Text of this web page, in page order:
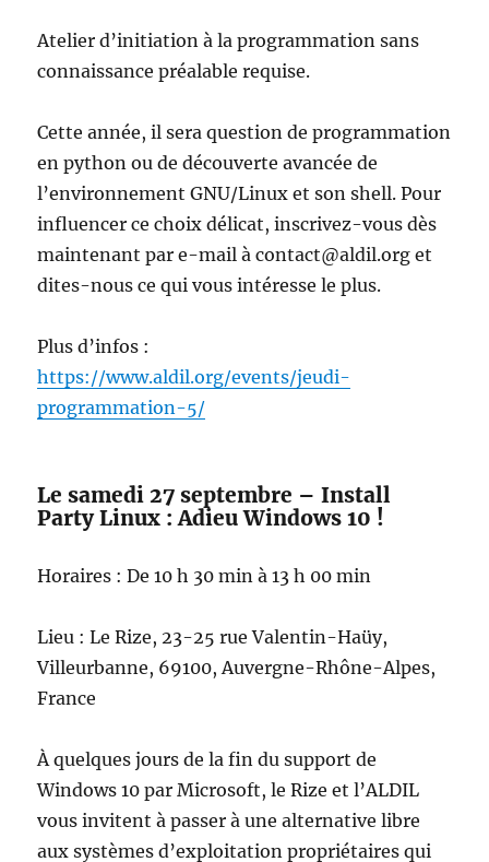
Atelier d’initiation à la programmation sans
connaissance préalable requise.
Cette année, il sera question de programmation
en python ou de découverte avancée de
l’environnement GNU/Linux et son shell. Pour
influencer ce choix délicat, inscrivez-vous dès
maintenant par e-mail à contact@aldil.org et
dites-nous ce qui vous intéresse le plus.
Plus d’infos :
https://www.aldil.org/events/jeudi-
programmation-5/
Le samedi 27 septembre – Install
Party Linux : Adieu Windows 10 !
Horaires : De 10 h 30 min à 13 h 00 min
Lieu : Le Rize, 23-25 rue Valentin-Haüy,
Villeurbanne, 69100, Auvergne-Rhône-Alpes,
France
À quelques jours de la fin du support de
Windows 10 par Microsoft, le Rize et l’ALDIL
vous invitent à passer à une alternative libre
aux systèmes d’exploitation propriétaires qui